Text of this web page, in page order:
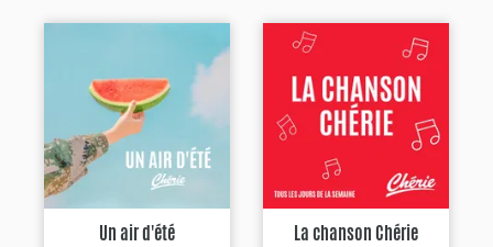
Un air d'été La chanson Chérie